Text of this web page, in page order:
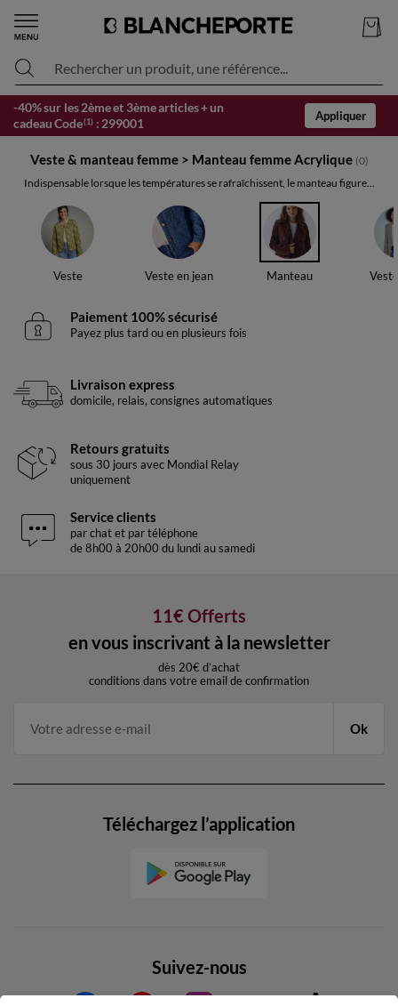
Rechercher un produit, une référence...
-40% sur les 2ème et 3ème articles + un
cadeau Code(1) : 299001
Appliquer
Veste & manteau femme > Manteau femme Acrylique (0)
Indispensable lorsque les températures se rafraîchissent, le manteau figure...
Veste Veste en jean Manteau
Paiement 100% sécurisé
Payez plus tard ou en plusieurs fois
Livraison express
domicile, relais, consignes automatiques
Retours gratuits
sous 30 jours avec Mondial Relay
uniquement
Service clients
par chat et par téléphone
de 8h00 à 20h00 du lundi au samedi
11€ Offerts
en vous inscrivant à la newsletter
dès 20€ d’achat
conditions dans votre email de confirmation
Ok
Suivez-nous
Téléchargez l’application